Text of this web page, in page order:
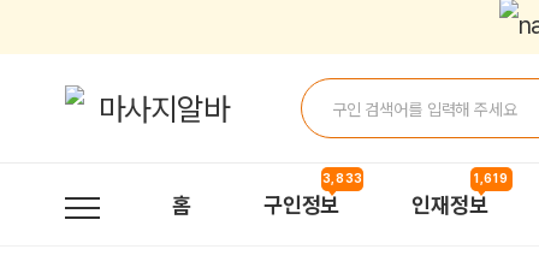
홈 구인정보
3,833
인재정보
1,619